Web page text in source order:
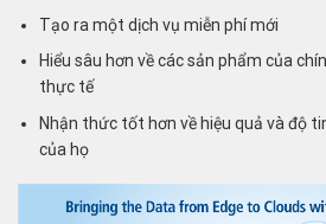
Tạo ra một dịch vụ miễn phí mới
Hiểu sâu hơn về các sản phẩm của
thực tế
Nhận thức tốt hơn về hiệu quả và độ
của họ